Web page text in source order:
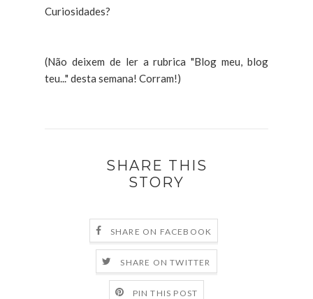
Curiosidades?
(Não deixem de ler a rubrica "Blog meu, blog
teu..." desta semana! Corram!)
SHARE THIS
STORY
SHARE ON FACEBOOK
SHARE ON TWITTER
PIN THIS POST